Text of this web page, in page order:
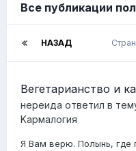
Все публикации
НАЗАД
Вегетарианство и
нереида ответил в
Kармалогия
Я Вам верю. Полынь, где